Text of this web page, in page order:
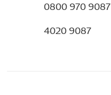
0800 970 9087
4020 9087